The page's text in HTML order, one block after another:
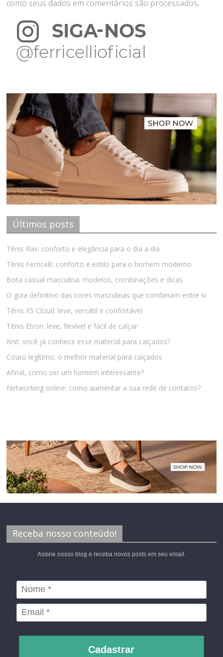
como seus dados em comentários são processados.
Últimos posts
Tênis Rav: conforto e elegância para o dia a dia
Tênis Ferricelli: conforto e estilo para o homem moderno
Bota casual masculina: modelos, combinações e dicas
O guia definitivo das cores masculinas que combinam entre si
Tênis X5 Cloud: leve, versátil e confortável
Tênis Etron: leve, flexível e fácil de calçar
Knit: você já conhece esse material para calçados?
Couro legítimo: o melhor material para calçados
Afinal, como ser um homem interessante?
Networking online: como aumentar a sua rede de contatos?
Receba nosso conteúdo!
Assine nosso blog e receba novos posts em seu email.
Cadastrar